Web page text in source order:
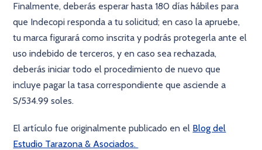
Finalmente, deberás esperar hasta 180 días hábiles para
que Indecopi responda a tu solicitud; en caso la apruebe,
tu marca figurará como inscrita y podrás protegerla ante el
uso indebido de terceros, y en caso sea rechazada,
deberás iniciar todo el procedimiento de nuevo que
incluye pagar la tasa correspondiente que asciende a
S/534.99 soles.
El artículo fue originalmente publicado en el Blog del
Estudio Tarazona & Asociados.